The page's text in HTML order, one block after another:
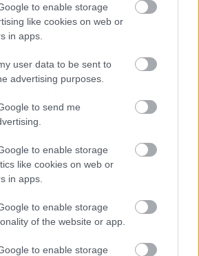
to enable storage
like cookies on web or
in apps.
user data to be sent to
advertising purposes.
to send me
to enable storage
like cookies on web or
in apps.
to enable storage
of the website or app.
to enable storage
Σχολίου